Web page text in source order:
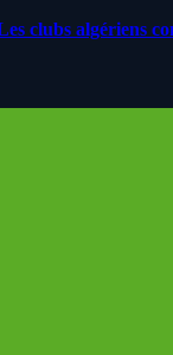
clubs algériens